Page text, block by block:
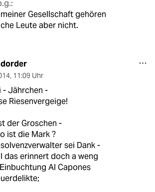
Gesellschaft gehören
Leute aber nicht.
, 11:09 Uhr
- Jährchen -
Riesenvergeige!
der Groschen -
ist die Mark ?
sei Dank -
das erinnert doch a weng
Al Capones